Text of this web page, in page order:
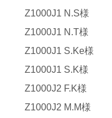
Z1000J1 N.S様
Z1000J1 N.T様
Z1000J1 S.Ke様
Z1000J1 S.K様
Z1000J2 F.K様
Z1000J2 M.M様